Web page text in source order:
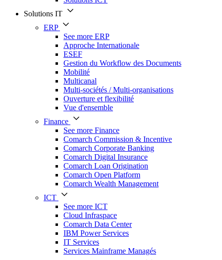
Solutions IT
ERP
See more ERP
Approche Internationale
ESEF
Gestion du Workflow des Documents
Mobilité
Multicanal
Multi-sociétés / Multi-organisations
Ouverture et flexibilité
Vue d'ensemble
Finance
See more Finance
Comarch Commission & Incentive
Comarch Corporate Banking
Comarch Digital Insurance
Comarch Loan Origination
Comarch Open Platform
Comarch Wealth Management
ICT
See more ICT
Cloud Infraspace
Comarch Data Center
IBM Power Services
IT Services
Services Mainframe Managés